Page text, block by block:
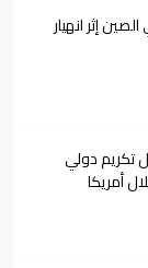
في الصين إثر انهيار
تكريم دولي